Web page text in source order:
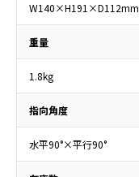
W140×H191×D112mm
重量
1.8kg
指向角度
水平90°×平行90°